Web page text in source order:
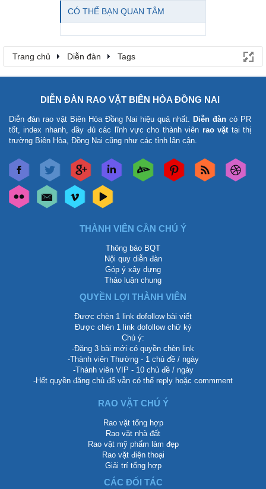
CÓ THỂ BẠN QUAN TÂM
Trang chủ Diễn đàn Tags
DIỄN ĐÀN RAO VẶT BIÊN HÒA ĐỒNG NAI
Diễn đàn rao vặt Biên Hòa Đồng Nai hiệu quả nhất. Diễn đàn có PR
tốt, index nhanh, đầy đủ các lĩnh vực cho thành viên rao vặttại thị
trường Biên Hòa, Đồng Nai cũng như các tỉnh lân cận.
THÀNH VIÊN CẦN CHÚ Ý
Thông báo BQT
Nội quy diễn đàn
Góp ý xây dựng
Thảo luận chung
QUYỀN LỢI THÀNH VIÊN
Được chèn 1 link dofollow bài viết
Được chèn 1 link dofollow chữ ký
Chú ý:
-Đăng 3 bài mới có quyền chèn link
-Thành viên Thường - 1 chủ đề / ngày
-Thành viên VIP - 10 chủ đề / ngày
-Hết quyền đăng chủ để vẫn có thể reply hoặc commment
RAO VẶT CHÚ Ý
Rao vặt tổng hợp
Rao vặt nhà đất
Rao vặt mỹ phẩm làm đẹp
Rao vặt điện thoại
Giải trí tổng hợp
CÁC ĐỐI TÁC